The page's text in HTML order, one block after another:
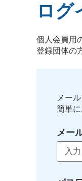
ログ
個人会員用
登録団体の
メー
簡単に
メー